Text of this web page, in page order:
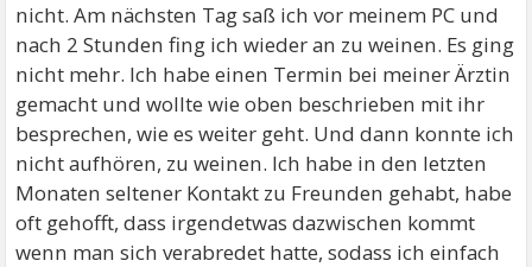
nicht. Am nächsten Tag saß ich vor meinem PC und
nach 2 Stunden fing ich wieder an zu weinen. Es ging
nicht mehr. Ich habe einen Termin bei meiner Ärztin
gemacht und wollte wie oben beschrieben mit ihr
besprechen, wie es weiter geht. Und dann konnte ich
nicht aufhören, zu weinen. Ich habe in den letzten
Monaten seltener Kontakt zu Freunden gehabt, habe
oft gehofft, dass irgendetwas dazwischen kommt
wenn man sich verabredet hatte, sodass ich einfach